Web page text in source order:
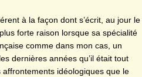
à la façon dont s’écrit, au jour le
forte raison lorsque sa spécialité
comme dans mon cas, un
dernières années qu’il était tout
affrontements idéologiques que le